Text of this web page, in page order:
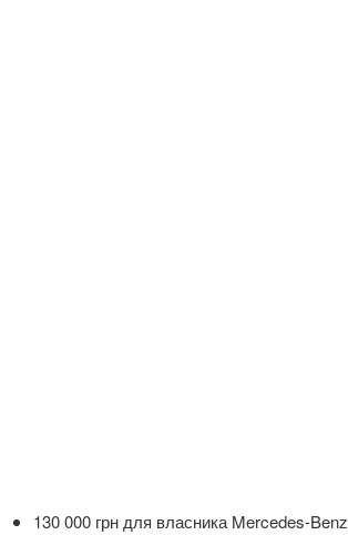
130 000 грн для власника Mercedes-Benz